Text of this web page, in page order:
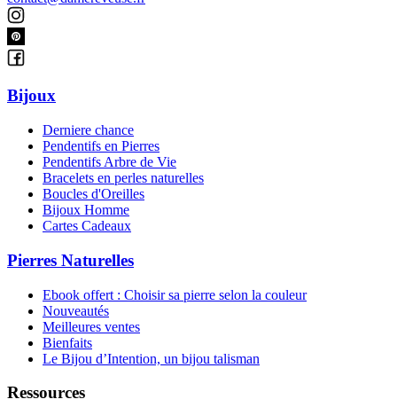
Bijoux
Derniere chance
Pendentifs en Pierres
Pendentifs Arbre de Vie
Bracelets en perles naturelles
Boucles d'Oreilles
Bijoux Homme
Cartes Cadeaux
Pierres Naturelles
Ebook offert : Choisir sa pierre selon la couleur
Nouveautés
Meilleures ventes
Bienfaits
Le Bijou d’Intention, un bijou talisman
Ressources